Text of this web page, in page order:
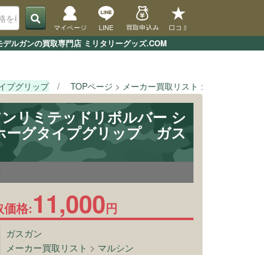
ルガンの買取専門店 ミリタリーグッズ.COM
マイページ LINE 買取申込み 口コミ
プグリップ TOPページ メーカー買取リスト
リミテッドリボルバー シ
ーグタイプグリップ ガス
価格:11,000円
ガスガン
メーカー買取リスト > マルシン